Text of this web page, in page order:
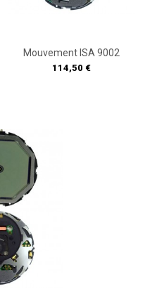
Mouvement ISA 9002
Prix
114,50 €